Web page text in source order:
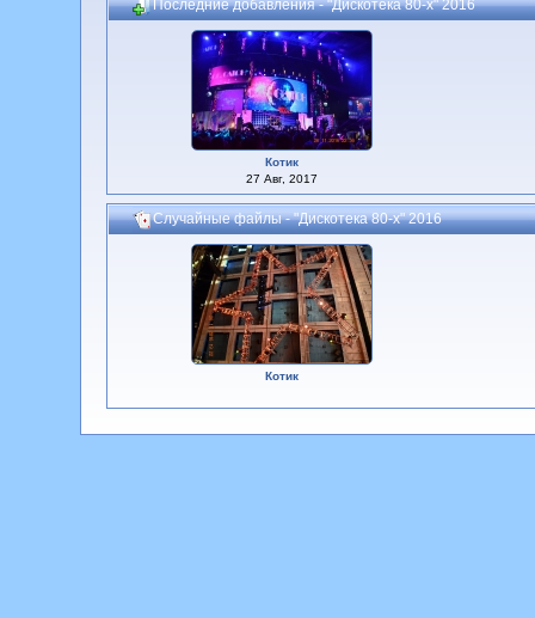
Последние добавления - "Дискотека 80-х" 2016
Котик
27 Авг, 2017
Случайные файлы - "Дискотека 80-х" 2016
Котик